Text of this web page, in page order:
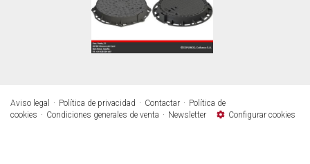
Aviso legal Política de privacidad Contactar
Política de
cookies
Condiciones generales de venta Newsletter Configurar cookies